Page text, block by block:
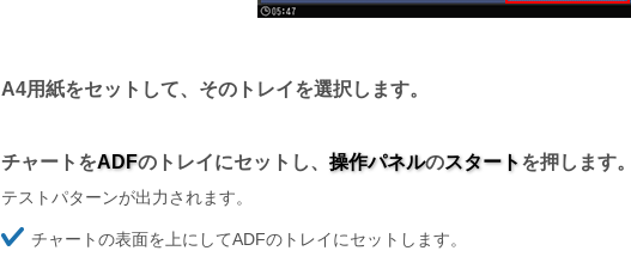
A4用紙をセットして、そのトレイを選択します。
チャートをADFのトレイにセットし、 操作パネルのスタートを押します
テストパターンが出力されます。
ほ
そ
チャートの表面を上にしてADFのトレイにセットします。